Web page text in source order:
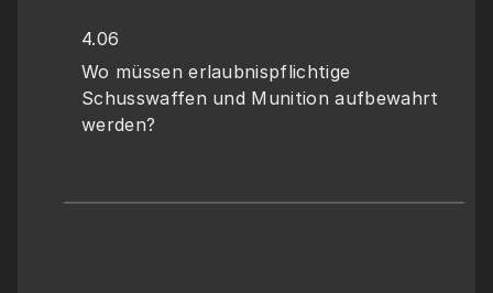
4.06
Wo müssen erlaubnispflichtige
Schusswaffen und Munition aufbewahrt
werden?